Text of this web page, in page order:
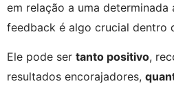
em relação a uma
feedback é algo crucial dentro
Ele pode ser tanto positivo,
resultados encorajadores,